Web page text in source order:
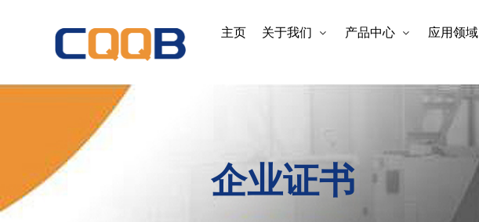
主页 关于我们 产品中心 应用领域
企业证书